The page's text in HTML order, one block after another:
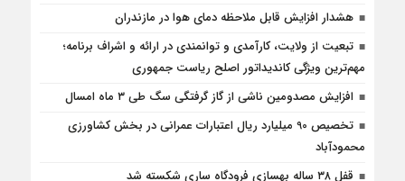
هشدار افزایش قابل ملاحظه دمای هوا در مازندران
تبعیت از ولایت، کارآمدی و توانمندی در ارائه و اشراف برنامه؛
مهم‌ترین ویژگی کاندیداتور اصلح ریاست جمهوری
افزایش مصدومین ناشی از گاز گرفتگی سگ طی ۳ ماه امسال
تخصیص 90 میلیارد ریال اعتبارات عمرانی در بخش کشاورزی
محمودآباد
قفل ۳۸ ساله بهسازی فرودگاه ساری شکسته شد